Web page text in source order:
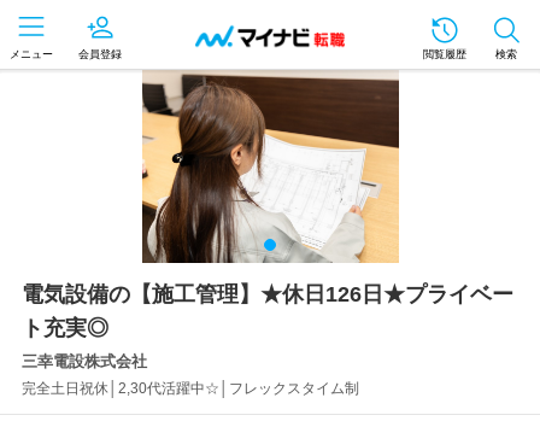
メニュー 会員登録 閲覧履歴 検索
電気設備の【施工管理】★休日126日★プライベー
ト充実◎
三幸電設株式会社
完全土日祝休│2,30代活躍中☆│フレックスタイム制